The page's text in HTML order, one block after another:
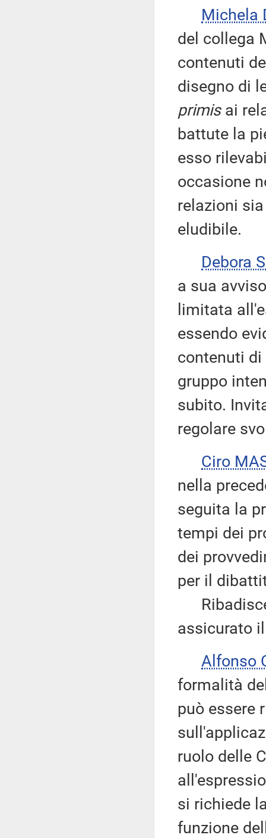
Michela
del collega
contenuti
disegno di
primisai
battute la
esso
occasione
relazioni
eludibile.
Debora
a sua
limitata
essendo
contenuti
gruppo
subito.
regolare
Ciro
nella
seguita la
tempi dei
dei
per il
Ribadisce
assicurato
Alfonso
formalità
può essere
ruolo delle
si richiede
funzione